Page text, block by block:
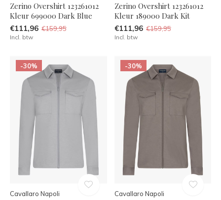
Zerino Overshirt 123261012
Kleur 699000 Dark Blue
€111,96 €159,95
Incl. btw
Zerino Overshirt 123261012
Kleur 189000 Dark Kit
€111,96 €159,95
Incl. btw
-30%
Cavallaro Napoli
-30%
Cavallaro Napoli